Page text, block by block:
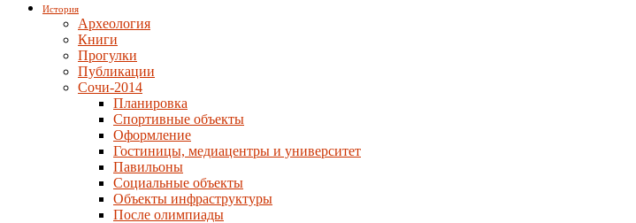
История
Археология
Книги
Прогулки
Публикации
Сочи-2014
Планировка
Спортивные объекты
Оформление
Гостиницы, медиацентры и университет
Павильоны
Социальные объекты
Объекты инфраструктуры
После олимпиады